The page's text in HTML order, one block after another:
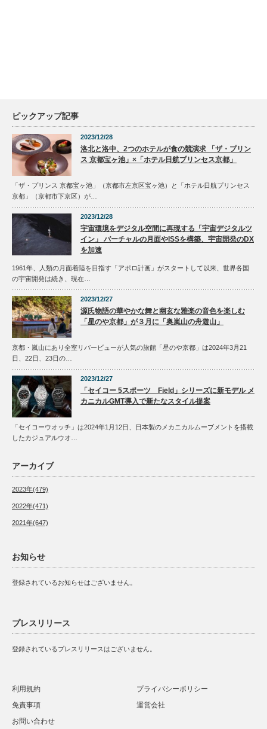
ピックアップ記事
2023/12/28
洛北と洛中、2つのホテルが食の競演求 「ザ・プリン
ス 京都宝ヶ池」×「ホテル日航プリンセス京都」
「ザ・プリンス 京都宝ヶ池」（京都市左京区宝ヶ池）と「ホテル日航プリンセス
京都」（京都市下京区）が…
2023/12/28
宇宙環境をデジタル空間に再現する「宇宙デジタルツ
イン」 バーチャルの月面やISSを構築、宇宙開発のDX
を加速
1961年、人類の月面着陸を目指す「アポロ計画」がスタートして以来、世界各国
の宇宙開発は続き、現在…
2023/12/27
源氏物語の華やかな舞と幽玄な雅楽の音色を楽しむ
「星のや京都」が３月に「奥嵐山の舟遊山」
京都・嵐山にあり全室リバービューが人気の旅館「星のや京都」は2024年3月21
日、22日、23日の…
2023/12/27
「セイコー 5スポーツ Field」シリーズに新モデル メ
カニカルGMT導入で新たなスタイル提案
「セイコーウオッチ」は2024年1月12日、日本製のメカニカルムーブメントを搭載
したカジュアルウオ…
アーカイブ
2023年(479)
2022年(471)
2021年(647)
お知らせ
登録されているお知らせはございません。
プレスリリース
登録されているプレスリリースはございません。
利用規約
プライバシーポリシー
免責事項
運営会社
お問い合わせ